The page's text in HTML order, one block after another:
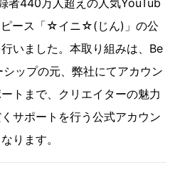
ピース「☆イニ☆(じん)」の公
いました。本取り組みは、Be
ップの元、弊社にてアカウン
トまで、クリエイターの魅力
サポートを行う公式アカウン
ります。